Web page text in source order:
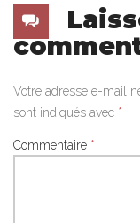
Votre adresse e-mail
sont indiqués avec *
Commentaire *